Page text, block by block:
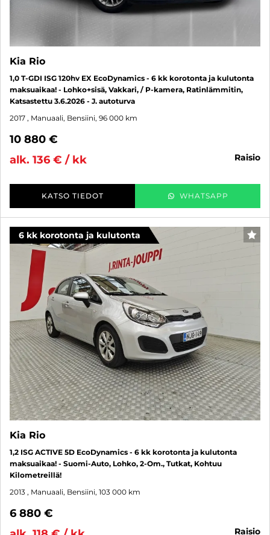
Kia Rio
1,0 T-GDI ISG 120hv EX EcoDynamics - 6 kk korotonta ja kulutonta
maksuaikaa! - Lohko+sisä, Vakkari, / P-kamera, Ratinlämmitin,
Katsastettu 3.6.2026 - J. autoturva
2017 , Manuaali, Bensiini, 96 000 km
10 880 €
alk. 136 € / kk
raisio
KATSO TIEDOT WHATSAPP
6 kk korotonta ja kulutonta
Kia Rio
1,2 ISG ACTIVE 5D EcoDynamics - 6 kk korotonta ja kulutonta
maksuaikaa! - Suomi-Auto, Lohko, 2-Om., Tutkat, Kohtuu
Kilometreillä!
2013 , Manuaali, Bensiini, 103 000 km
6 880 €
raisio